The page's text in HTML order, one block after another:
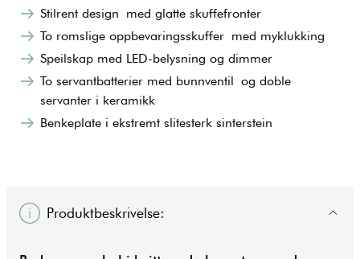
Stilrent design med glatte skuffefronter
To romslige oppbevaringsskuffer med myklukking
Speilskap med LED-belysning og dimmer
To servantbatterier med bunnventil og doble
servanter i keramikk
Benkeplate i ekstremt slitesterk sinterstein
Produktbeskrivelse: